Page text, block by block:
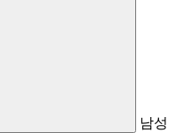
남성